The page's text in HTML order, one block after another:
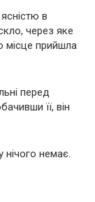
в
через яке
місце прийшла
перед
її, він
немає.